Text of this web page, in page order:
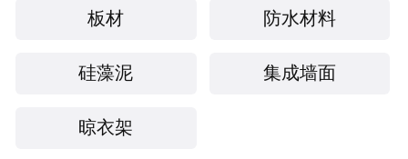
板材 防水材料
硅藻泥 集成墙面
晾衣架